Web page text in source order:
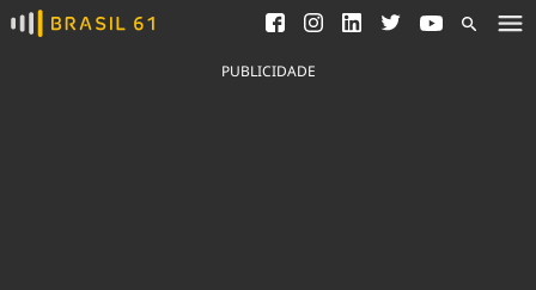
Ver todas as notícias
Saneamento
Indicadores
PUBLICIDADE